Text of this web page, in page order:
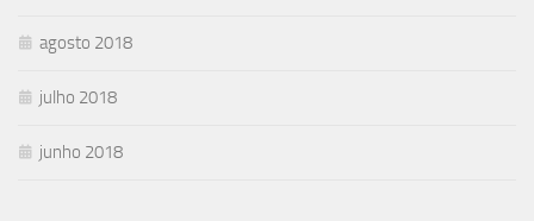
agosto 2018
julho 2018
junho 2018